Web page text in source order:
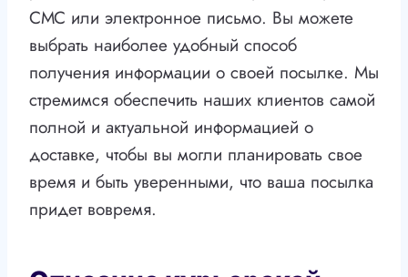
СМС или электронное письмо. Вы можете
выбрать наиболее удобный способ
получения информации о своей посылке. Мы
стремимся обеспечить наших клиентов самой
полной и актуальной информацией о
доставке, чтобы вы могли планировать свое
время и быть уверенными, что ваша посылка
придет вовремя.